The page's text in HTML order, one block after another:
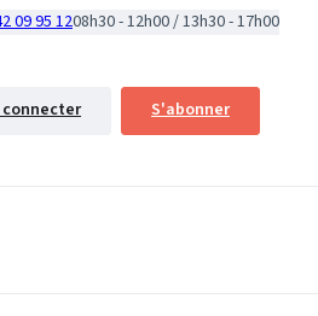
09 95 1208h30 - 12h00 / 13h30 - 17h00
connecter S'abonner